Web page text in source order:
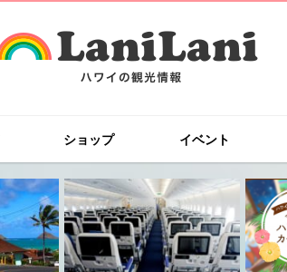
ショップ イベント